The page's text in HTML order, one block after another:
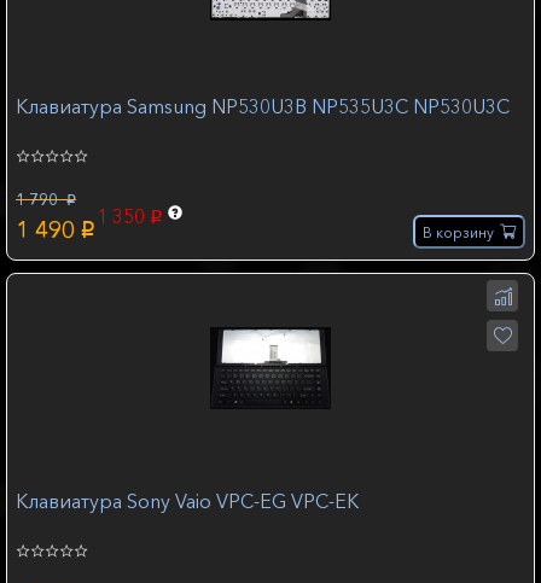
Клавиатура Samsung NP530U3B NP535U3С NP530U3C
1 790 p
1 490 p
1 350 p
В корзину
Клавиатура Sony Vaio VPC-EG VPC-EK